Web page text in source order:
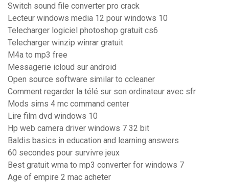
Switch sound file converter pro crack
Lecteur windows media 12 pour windows 10
Telecharger logiciel photoshop gratuit cs6
Telecharger winzip winrar gratuit
M4a to mp3 free
Messagerie icloud sur android
Open source software similar to ccleaner
Comment regarder la télé sur son ordinateur avec sfr
Mods sims 4 mc command center
Lire film dvd windows 10
Hp web camera driver windows 7 32 bit
Baldis basics in education and learning answers
60 secondes pour survivre jeux
Best gratuit wma to mp3 converter for windows 7
Age of empire 2 mac acheter